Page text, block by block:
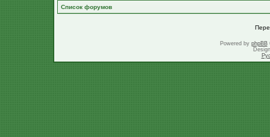
Список форумов
Powered by phpBB